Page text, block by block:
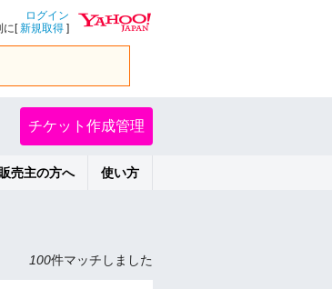
ログイン
に[新規取得 ]
チケット作成管理
売主の方へ 使い方
100件マッチしました